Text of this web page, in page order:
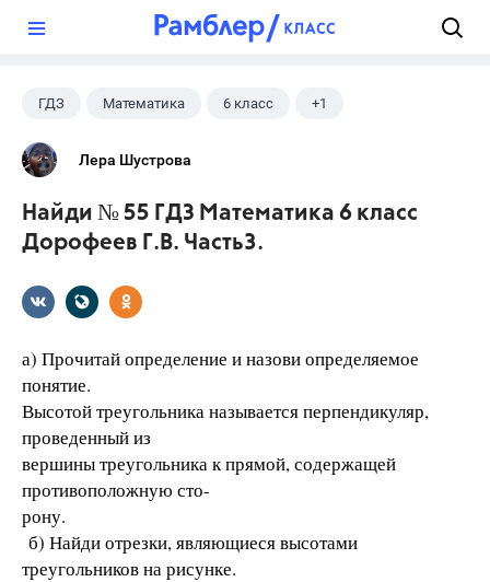
ГДЗ Математика 6 класс +1
Дорофеев Г. В.
Лера Шустрова
Найди № 55 ГДЗ Математика 6 класс
Дорофеев Г.В. Часть3.
а) Прочитай определение и назови определяемое
понятие.
Высотой треугольника называется перпендикуляр,
проведенный из
вершины треугольника к прямой, содержащей
противоположную сто-
рону.
б) Найди отрезки, являющиеся высотами
треугольников на рисунке.